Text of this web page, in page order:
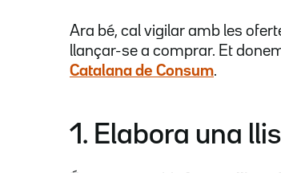
Ara bé, cal vigilar amb les
llançar-se a comprar. Et
Catalana de Consum.
1. Elabora una